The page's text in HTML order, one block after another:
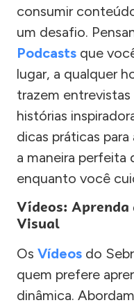
consumir
um desafio.
Podcasts que
lugar, a qualquer
trazem
histórias
dicas práticas
a maneira perfeita
enquanto você
Vídeos: Aprenda
Visual
Os Vídeos do
quem prefere
dinâmica.